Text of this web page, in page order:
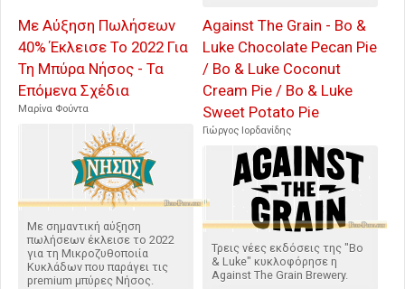
Με Αύξηση Πωλήσεων
40% Έκλεισε Το 2022 Για
Τη Μπύρα Νήσος - Τα
Επόμενα Σχέδια
Μαρίνα Φούντα
Με σημαντική αύξηση
πωλήσεων έκλεισε το 2022
για τη Μικροζυθοποιία
Κυκλάδων που παράγει τις
premium μπύρες Νήσος.
Against The Grain - Bo &
Luke Chocolate Pecan Pie
/ Bo & Luke Coconut
Cream Pie / Bo & Luke
Sweet Potato Pie
Γιώργος Ιορδανίδης
Τρεις νέες εκδόσεις της "Bo
& Luke" κυκλοφόρησε η
Against The Grain Brewery.